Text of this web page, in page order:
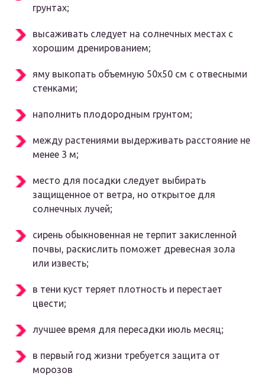
грунтах;
высаживать следует на солнечных местах с
хорошим дренированием;
яму выкопать объемную 50х50 см с отвесными
стенками;
наполнить плодородным грунтом;
между растениями выдерживать расстояние не
менее 3 м;
место для посадки следует выбирать
защищенное от ветра, но открытое для
солнечных лучей;
сирень обыкновенная не терпит закисленной
почвы, раскислить поможет древесная зола
или известь;
в тени куст теряет плотность и перестает
цвести;
лучшее время для пересадки июль месяц;
в первый год жизни требуется защита от
морозов